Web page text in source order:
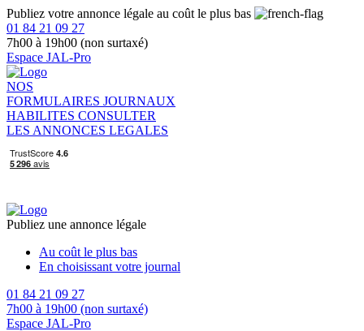
Publiez votre annonce légale au coût le plus bas
01 84 21 09 27
7h00 à 19h00 (non surtaxé)
Espace JAL-Pro
NOS
FORMULAIRES JOURNAUX
HABILITES CONSULTER
LES ANNONCES LEGALES
Publiez une annonce légale
Au coût le plus bas
En choisissant votre journal
01 84 21 09 27
7h00 à 19h00 (non surtaxé)
Espace JAL-Pro